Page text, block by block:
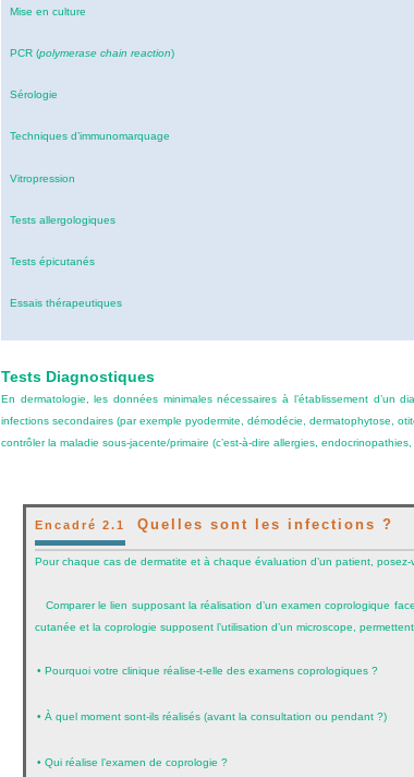
Mise en culture
PCR (polymerase chain reaction)
Sérologie
Techniques d’immunomarquage
Vitropression
Tests allergologiques
Tests épicutanés
Essais thérapeutiques
Tests Diagnostiques
En dermatologie, les données minimales nécessaires à l’établissement d’un
infections secondaires (par exemple pyodermite, démodécie, dermatophytose,
contrôler la maladie sous-jacente/primaire (c’est-à-dire allergies,
Encadré 2.1Quelles sont les infections ?
Pour chaque cas de dermatite et à chaque évaluation d’un patient,
Comparer le lien supposant la réalisation d’un examen coprologique
cutanée et la coprologie supposent l’utilisation d’un microscope,
• Pourquoi votre clinique réalise-t-elle des examens coprologiques ?
• À quel moment sont-ils réalisés (avant la consultation ou pendant ?)
• Qui réalise l’examen de coprologie ?